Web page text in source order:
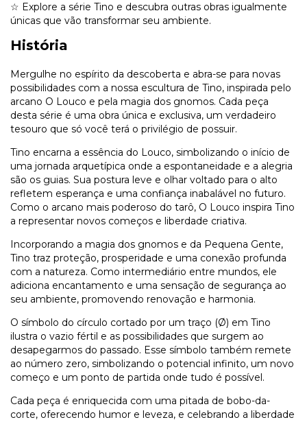
☆ Explore a série Tino e descubra outras obras igualmente
únicas que vão transformar seu ambiente.
História
Mergulhe no espírito da descoberta e abra-se para novas
possibilidades com a nossa escultura de Tino, inspirada pelo
arcano O Louco e pela magia dos gnomos. Cada peça
desta série é uma obra única e exclusiva, um verdadeiro
tesouro que só você terá o privilégio de possuir.
Tino encarna a essência do Louco, simbolizando o início de
uma jornada arquetípica onde a espontaneidade e a alegria
são os guias. Sua postura leve e olhar voltado para o alto
refletem esperança e uma confiança inabalável no futuro.
Como o arcano mais poderoso do tarô, O Louco inspira Tino
a representar novos começos e liberdade criativa.
Incorporando a magia dos gnomos e da Pequena Gente,
Tino traz proteção, prosperidade e uma conexão profunda
com a natureza. Como intermediário entre mundos, ele
adiciona encantamento e uma sensação de segurança ao
seu ambiente, promovendo renovação e harmonia.
O símbolo do círculo cortado por um traço (Ø) em Tino
ilustra o vazio fértil e as possibilidades que surgem ao
desapegarmos do passado. Esse símbolo também remete
ao número zero, simbolizando o potencial infinito, um novo
começo e um ponto de partida onde tudo é possível.
Cada peça é enriquecida com uma pitada de bobo-da-
corte, oferecendo humor e leveza, e celebrando a liberdade